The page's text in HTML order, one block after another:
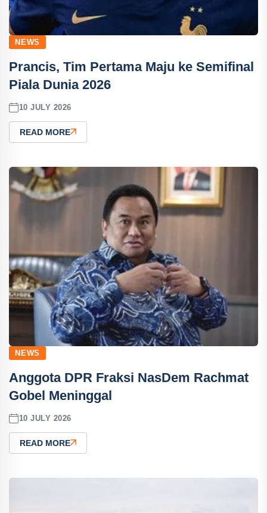
NEWS
Prancis, Tim Pertama Maju ke Semifinal
Piala Dunia 2026
10 JULY 2026
READ MORE
NEWS
Anggota DPR Fraksi NasDem Rachmat
Gobel Meninggal
10 JULY 2026
READ MORE